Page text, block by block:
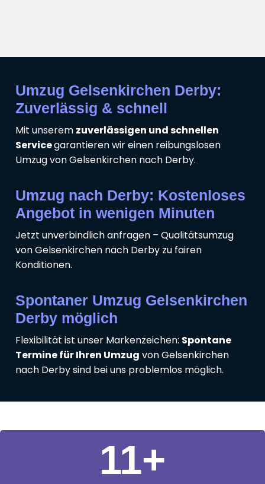
Umzug Gelsenkirchen Derby:
Zuverlässig & schnell
Mit unserem zuverlässigen und schnellen
Servicegarantieren wir einen reibungslosen
Umzug von Gelsenkirchen nach Derby.
Umzug nach Derby: Kostenloses
Angebot in wenigen Minuten
Jetzt unverbindlich anfragen – Qualitätsumzug
von Gelsenkirchen nach Derby zu fairen
Konditionen.
Spontaner Umzug Gelsenkirchen
Derby möglich
Flexibilität ist unser Markenzeichen: Spontane
Termine für Ihren Umzug von Gelsenkirchen
nach Derby sind bei uns problemlos möglich.
11+